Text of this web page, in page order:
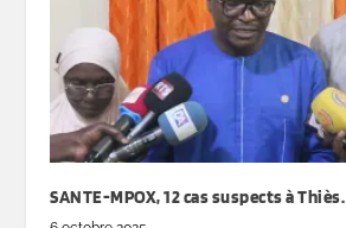
SANTE-MPOX, 12 cas suspects à Thiès.